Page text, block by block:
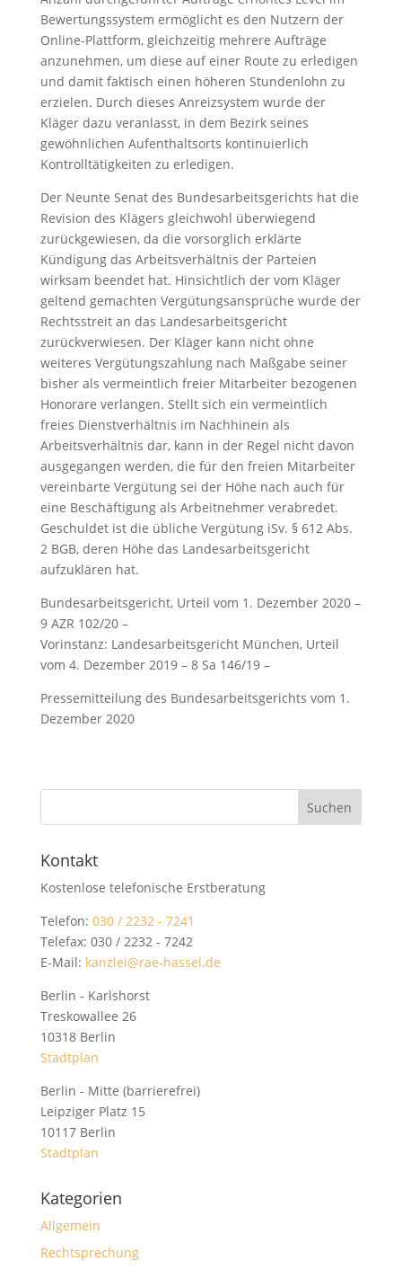
Bewertungssystem ermöglicht es den Nutzern der
Online-Plattform, gleichzeitig mehrere Aufträge
anzunehmen, um diese auf einer Route zu erledigen
und damit faktisch einen höheren Stundenlohn zu
erzielen. Durch dieses Anreizsystem wurde der
Kläger dazu veranlasst, in dem Bezirk seines
gewöhnlichen Aufenthaltsorts kontinuierlich
Kontrolltätigkeiten zu erledigen.
Der Neunte Senat des Bundesarbeitsgerichts hat die
Revision des Klägers gleichwohl überwiegend
zurückgewiesen, da die vorsorglich erklärte
Kündigung das Arbeitsverhältnis der Parteien
wirksam beendet hat. Hinsichtlich der vom Kläger
geltend gemachten Vergütungsansprüche wurde der
Rechtsstreit an das Landesarbeitsgericht
zurückverwiesen. Der Kläger kann nicht ohne
weiteres Vergütungszahlung nach Maßgabe seiner
bisher als vermeintlich freier Mitarbeiter bezogenen
Honorare verlangen. Stellt sich ein vermeintlich
freies Dienstverhältnis im Nachhinein als
Arbeitsverhältnis dar, kann in der Regel nicht davon
ausgegangen werden, die für den freien Mitarbeiter
vereinbarte Vergütung sei der Höhe nach auch für
eine Beschäftigung als Arbeitnehmer verabredet.
Geschuldet ist die übliche Vergütung iSv. § 612 Abs.
2 BGB, deren Höhe das Landesarbeitsgericht
aufzuklären hat.
Bundesarbeitsgericht, Urteil vom 1. Dezember 2020 –
9 AZR 102/20 –
Vorinstanz: Landesarbeitsgericht München, Urteil
vom 4. Dezember 2019 – 8 Sa 146/19 –
Pressemitteilung des Bundesarbeitsgerichts vom 1.
Dezember 2020
Kontakt
Kostenlose telefonische Erstberatung
Telefon: 030 / 2232 - 7241
Telefax: 030 / 2232 - 7242
E-Mail: kanzlei@rae-hassel.de
Berlin - Karlshorst
Treskowallee 26
10318 Berlin
Stadtplan
Berlin - Mitte (barrierefrei)
Leipziger Platz 15
10117 Berlin
Stadtplan
Kategorien
Allgemein
Rechtsprechung